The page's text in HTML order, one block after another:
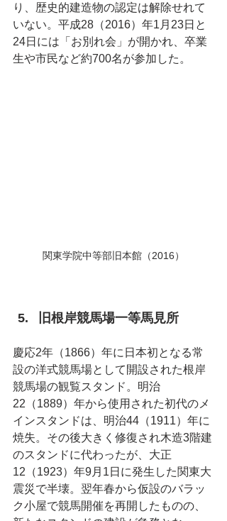
り、歴史的建造物の認定は解除せれて
いない。平成28（2016）年1月23日と
24日には「お別れ会」が開かれ、卒業
生や市民など約700名が参加した。
関東学院中等部旧本館（2016）
旧根岸競馬場一等馬見所
慶応2年（1866）年に日本初となる常
設の洋式競馬場として開設された根岸
競馬場の観覧スタンド。明治
22（1889）年から使用された初代のメ
インスタンドは、明治44（1911）年に
焼失。その後大きく修復され木造3階建
のスタンドに代わったが、大正
12（1923）年9月1日に発生した関東大
震災で半壊。翌年春から仮設のバラッ
ク小屋で競馬開催を再開したものの、